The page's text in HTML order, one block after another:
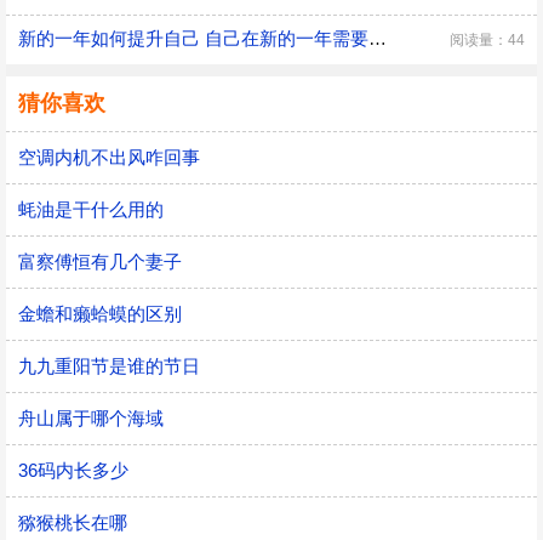
新的一年如何提升自己 自己在新的一年需要改变的三大方面 阅读量：44
猜你喜欢
空调内机不出风咋回事
蚝油是干什么用的
富察傅恒有几个妻子
金蟾和癞蛤蟆的区别
九九重阳节是谁的节日
舟山属于哪个海域
36码内长多少
猕猴桃长在哪